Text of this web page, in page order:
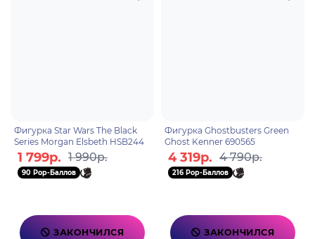
Фигурка Star Wars The Black
Series Morgan Elsbeth HSB244
1 799р. 1 990р.
90 Pop-Баллов
ЗАКОНЧИЛСЯ
Фигурка Ghostbusters Green
Ghost Kenner 690565
4 319р. 4 790р.
216 Pop-Баллов
ЗАКОНЧИЛСЯ